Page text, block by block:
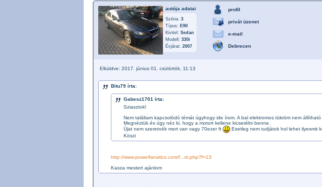
autója adatai
Széria: 3
Típus: E90
Kivitel: Sedan
Modell: 330i
Évjárat: 2007
profil
privát üzenet
e-mail
Debrecen
Elküldve: 2017. június 01. csütörtök, 11:13
Bitu79 írta:
Gabesz1701 írta:
Sziasztok!
Nem találtam kapcsolódó témát úgyhogy ide írom. A bal elektromos tükröm nem
Megnéztük és úgy néz ki, hogy a motort kellene kicserélni benne.
Újat nem szeretnék mert van vagy 70ezer ft
Esetleg nem tudjátok hol lehet ilyesmit
Köszi
http://www.powerfanatics.com/f...m.php?f=13
Kasza mestert ajánlom